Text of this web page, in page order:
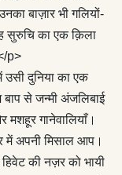
बाज़ार भी गलियों-
सुरुचि का एक क़िला
p>
दुनिया का एक
से जन्मी अंजलिबाई
मशहूर गानेवालियाँ।
में अपनी मिसाल आप।
की नज़र को भायी